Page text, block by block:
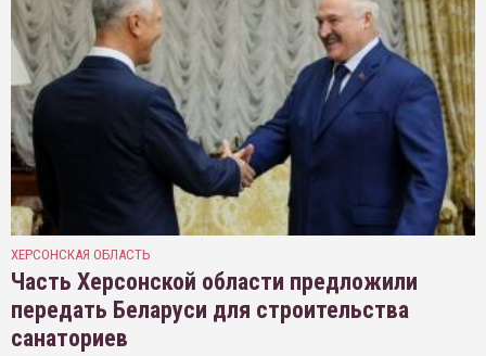
ХЕРСОНСКАЯ ОБЛАСТЬ
Часть Херсонской области предложили
передать Беларуси для строительства
санаториев